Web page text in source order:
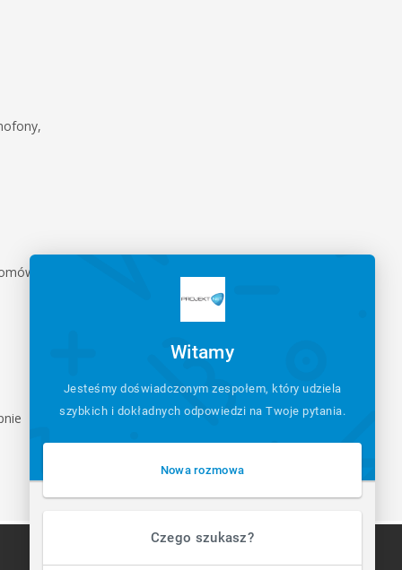
Witamy
Jesteśmy doświadczonym zespołem, który udziela
szybkich i dokładnych odpowiedzi na Twoje pytania.
Nowa rozmowa
Czego szukasz?